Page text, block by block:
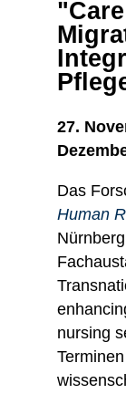
27.
Das
Human
nursing